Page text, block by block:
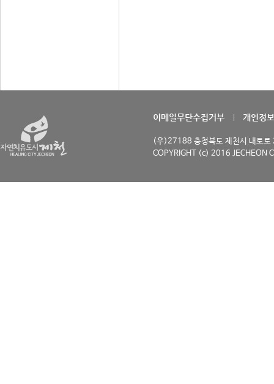
이메일무단수집거부 개인정
(우)27188 충청북도 제천시 내토
COPYRIGHT (c) 2016 JECHEON